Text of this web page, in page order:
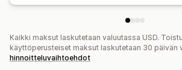
Kaikki maksut laskutetaan valuutassa USD.
käyttöperusteiset maksut laskutetaan 30 päivän
hinnoitteluvaihtoehdot